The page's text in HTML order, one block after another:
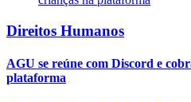
Direitos Humanos
AGU se reúne com Discord e
plataforma